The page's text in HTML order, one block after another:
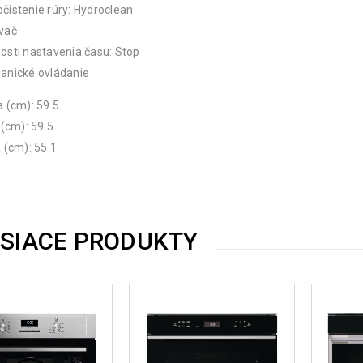
rúry: Hydroclean
nastavenia času: Stop
ovládanie
(cm): 59.5
59.5
(cm): 55.1
PRODUKTY